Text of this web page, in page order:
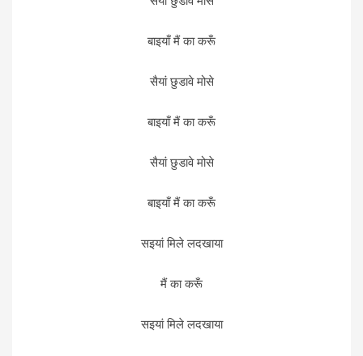
बाइयाँ मैं का करूँ
सैयां छुडावे मोसे
बाइयाँ मैं का करूँ
सैयां छुडावे मोसे
बाइयाँ मैं का करूँ
सइयां मिले लदखाया
मैं का करूँ
सइयां मिले लदखाया